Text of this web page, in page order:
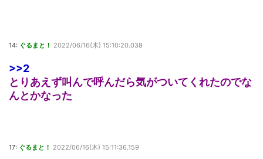
14: ぐるまと！ 2022/06/16(木) 15:10:20.038
>>2
とりあえず叫んで呼んだら気がついてくれたのでな
んとかなった
17: ぐるまと！ 2022/06/16(木) 15:11:36.159